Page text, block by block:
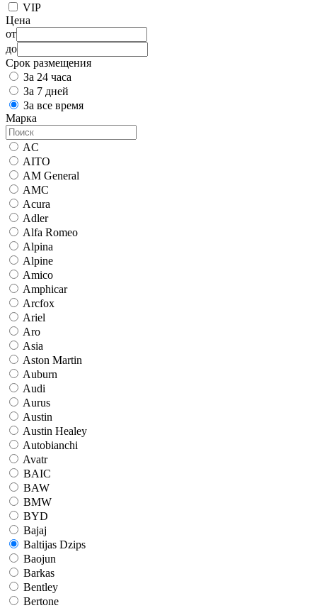
VIP
Цена
от
до
Срок размещения
За 24 часа
За 7 дней
За все время
Марка
AC
AITO
AM General
AMC
Acura
Adler
Alfa Romeo
Alpina
Alpine
Amico
Amphicar
Arcfox
Ariel
Aro
Asia
Aston Martin
Auburn
Audi
Aurus
Austin
Austin Healey
Autobianchi
Avatr
BAIC
BAW
BMW
BYD
Bajaj
Baltijas Dzips
Baojun
Barkas
Bentley
Bertone